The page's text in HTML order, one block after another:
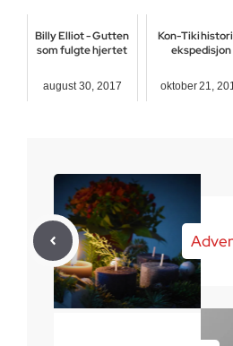
Billy Elliot - Gutten
som fulgte hjertet
august 30, 2017
Kon-Tiki
ekspedisjon
oktober 21,